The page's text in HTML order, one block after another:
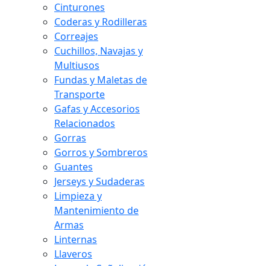
Cinturones
Coderas y Rodilleras
Correajes
Cuchillos, Navajas y
Multiusos
Fundas y Maletas de
Transporte
Gafas y Accesorios
Relacionados
Gorras
Gorros y Sombreros
Guantes
Jerseys y Sudaderas
Limpieza y
Mantenimiento de
Armas
Linternas
Llaveros